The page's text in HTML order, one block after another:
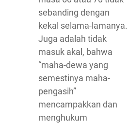
sebanding dengan
kekal selama-lamanya.
Juga adalah tidak
masuk akal, bahwa
“maha-dewa yang
semestinya maha-
pengasih”
mencampakkan dan
menghukum